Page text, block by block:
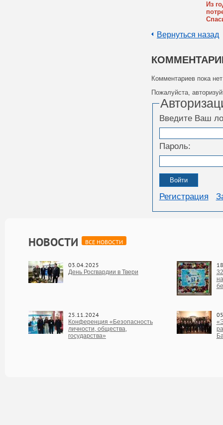
Из
Вернуться назад
Комментариев пока нет
Пожалуйста,
Введите Ваш
Пароль:
Регистрация
НОВОСТИ ВСЕ НОВОСТИ
03.04.2025
День Росгвардии в Твери
25.11.2024
Конференция «Безопасность
личности, общества,
государства»